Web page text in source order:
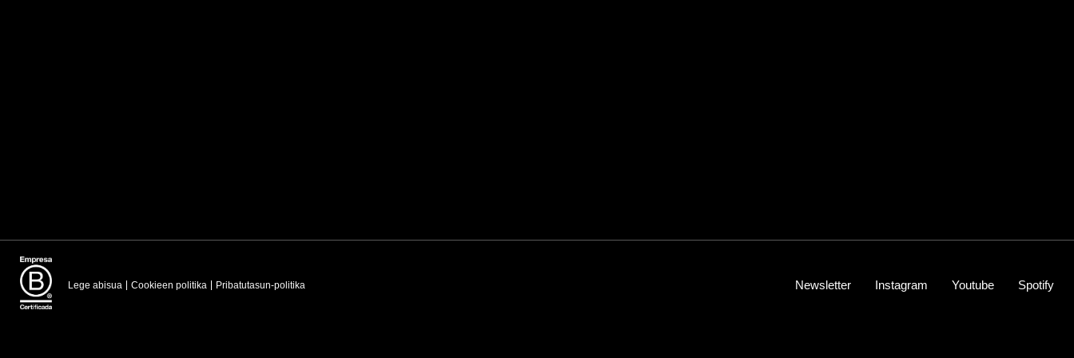
Lege abisua Cookieen politika Pribatutasun-politika Newsletter Instagram Youtube Spotify